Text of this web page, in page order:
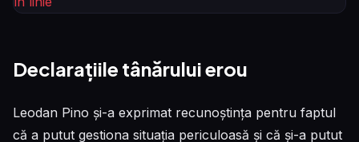
Declarațiile tânărului erou
Leodan Pino și-a exprimat recunoștința pentru faptul
că a putut gestiona situația periculoasă și că și-a putut